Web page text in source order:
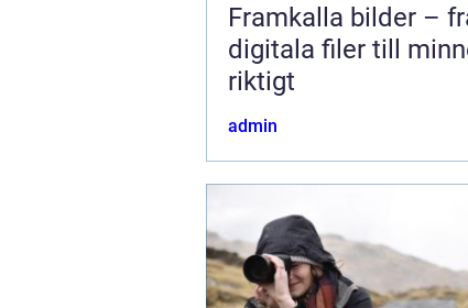
Framkalla bilder –
digitala filer till
riktigt
admin